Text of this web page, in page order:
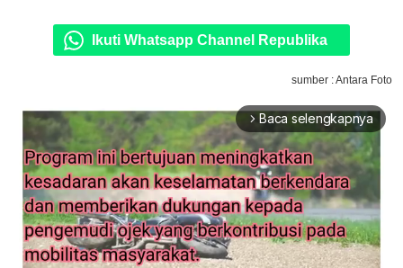
Ikuti Whatsapp Channel Republika
sumber : Antara Foto
arrow_forward_ios Baca selengkapnya